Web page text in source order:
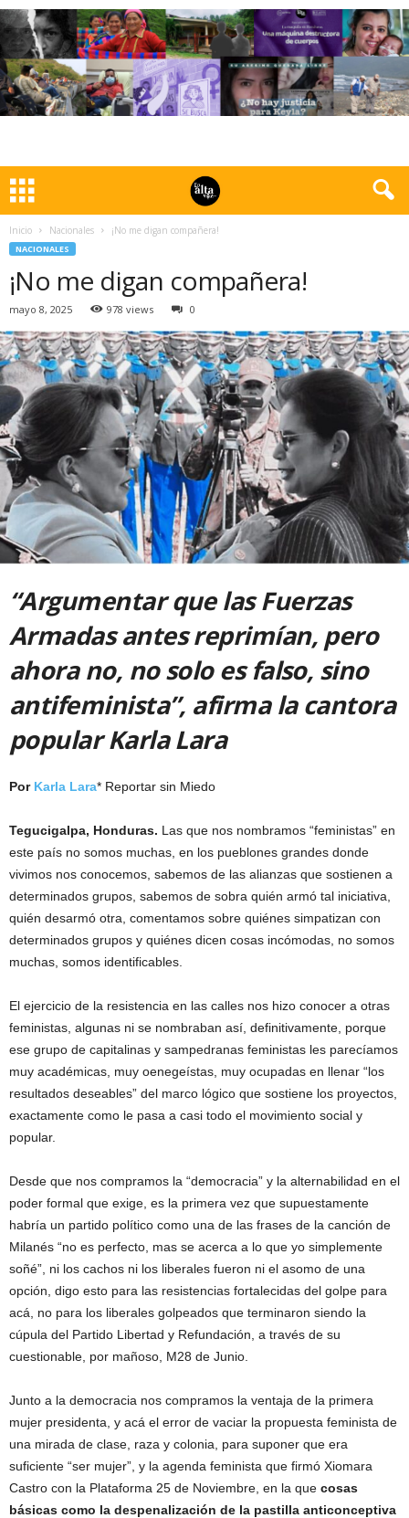
Inicio Nacionales ¡No me digan compañera!
NACIONALES
¡No me digan compañera!
mayo 8, 2025 978 views 0
“Argumentar que las Fuerzas
Armadas antes reprimían, pero
ahora no, no solo es falso, sino
antifeminista”, afirma la cantora
popular Karla Lara
Por Karla Lara* Reportar sin Miedo
Tegucigalpa, Honduras. Las que nos nombramos “feministas” en
este país no somos muchas, en los pueblones grandes donde
vivimos nos conocemos, sabemos de las alianzas que sostienen a
determinados grupos, sabemos de sobra quién armó tal iniciativa,
quién desarmó otra, comentamos sobre quiénes simpatizan con
determinados grupos y quiénes dicen cosas incómodas, no somos
muchas, somos identificables.
El ejercicio de la resistencia en las calles nos hizo conocer a otras
feministas, algunas ni se nombraban así, definitivamente, porque
ese grupo de capitalinas y sampedranas feministas les parecíamos
muy académicas, muy oenegeístas, muy ocupadas en llenar “los
resultados deseables” del marco lógico que sostiene los proyectos,
exactamente como le pasa a casi todo el movimiento social y
popular.
Desde que nos compramos la “democracia” y la alternabilidad en el
poder formal que exige, es la primera vez que supuestamente
habría un partido político como una de las frases de la canción de
Milanés “no es perfecto, mas se acerca a lo que yo simplemente
soñé”, ni los cachos ni los liberales fueron ni el asomo de una
opción, digo esto para las resistencias fortalecidas del golpe para
acá, no para los liberales golpeados que terminaron siendo la
cúpula del Partido Libertad y Refundación, a través de su
cuestionable, por mañoso, M28 de Junio.
Junto a la democracia nos compramos la ventaja de la primera
mujer presidenta, y acá el error de vaciar la propuesta feminista de
una mirada de clase, raza y colonia, para suponer que era
suficiente “ser mujer”, y la agenda feminista que firmó Xiomara
Castro con la Plataforma 25 de Noviembre, en la que cosas
básicas como la despenalización de la pastilla anticonceptiva